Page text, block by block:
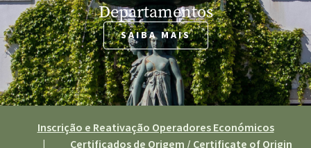
Departamentos
SAIBA MAIS
Inscrição e Reativação Operadores Económicos
|
Certificados de Origem / Certificate of Origin